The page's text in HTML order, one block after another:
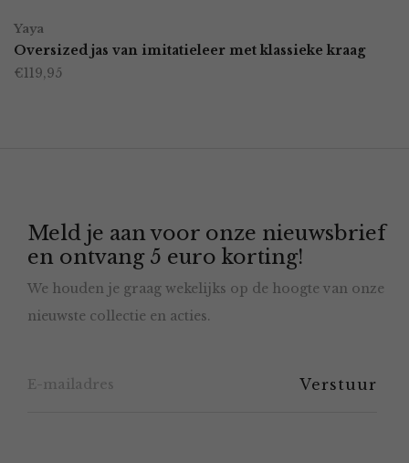
op
de
productpagina
product
heeft
kan
gekozen
worden
op
productpagina
Yaya
Oversized jas van imitatieleer met klassieke kraag
€119,95
Meld je aan voor onze nieuwsbrief
en ontvang 5 euro korting!
We houden je graag wekelijks op de hoogte van onze
nieuwste collectie en acties.